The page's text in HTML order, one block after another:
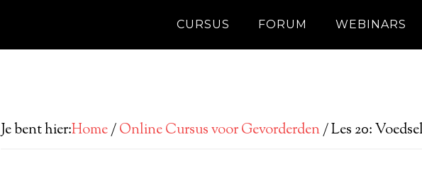
CURSUS FORUM WEBINARS
Je bent hier:Home/Online Cursus voor Gevorderden/Les 20: